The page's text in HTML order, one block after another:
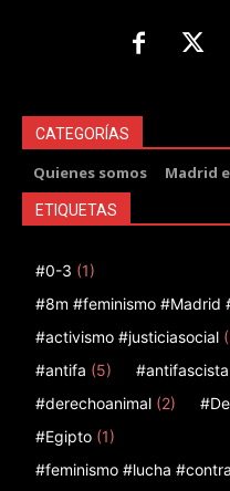
CATEGORÍAS
Quienes somos Madrid
ETIQUETAS
#0-3 (1)
#8m #feminismo #Madrid
#activismo #justiciasocial
#antifa (5) #antifascista
#derechoanimal (2)
#Egipto (1)
#feminismo #lucha